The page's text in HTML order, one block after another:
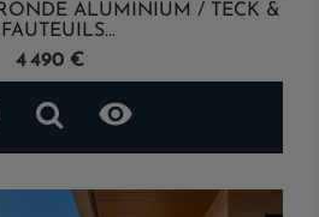
ALUMINIUM / TECK &
Prix
4 490 €
